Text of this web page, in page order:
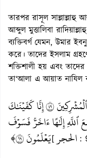
তারপর রাসূল সাল্লাল্লাহু
আব্দুল মুত্তালিবা
ব্যক্তিবর্গ যেমন, উমার
করে। তাদের ইসলাম
শক্তিশালী হয় এবং
তা‘আলা এ আয়াত নাযিল
﴿فَٱصۡدَعۡ بِمَا تُؤۡمَرُ وَأَعۡرِضۡ عَنِ ٱلۡمُشۡرِكِينَ ٩٤ إِنَّا كَفَيۡنَٰكَ
مَعَ ٱللَّهِ إِلَٰهًا ءَاخَرَۚ فَسَوۡفَ
يَعۡلَمُونَ ٩٦﴾[ الحجر :